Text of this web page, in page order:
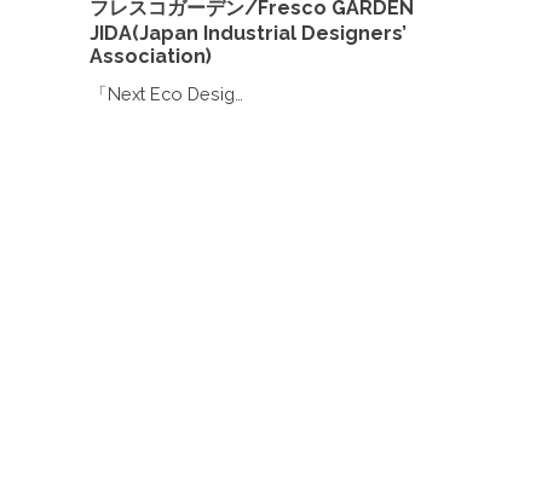
フレスコガーデン/Fresco GARDEN
JIDA(Japan Industrial Designers’
Association)
「Next Eco Desig…